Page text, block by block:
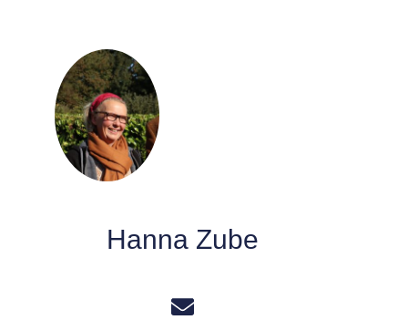
Hanna Zube
Externer Link